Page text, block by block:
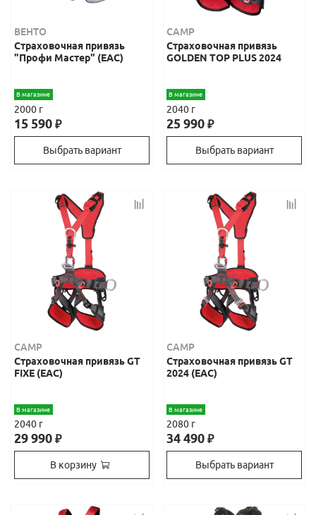
ВЕНТО
Страховочная привязь
"Профи Мастер" (ЕАС)
В магазине
2000 г
15 590₽
Выбрать вариант
CAMP
Страховочная привязь
GOLDEN TOP PLUS 2024
В магазине
2040 г
25 990₽
Выбрать вариант
CAMP
Страховочная привязь GT
FIXE (EAC)
В магазине
2040 г
29 990₽
В корзину
CAMP
Страховочная привязь GT
2024 (EAC)
В магазине
2080 г
34 490₽
Выбрать вариант